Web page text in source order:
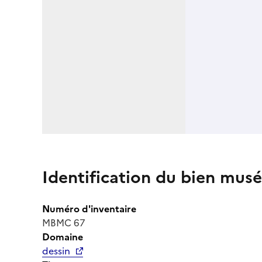
Identification du bien
Numéro d'inventaire
MBMC 67
Domaine
dessin